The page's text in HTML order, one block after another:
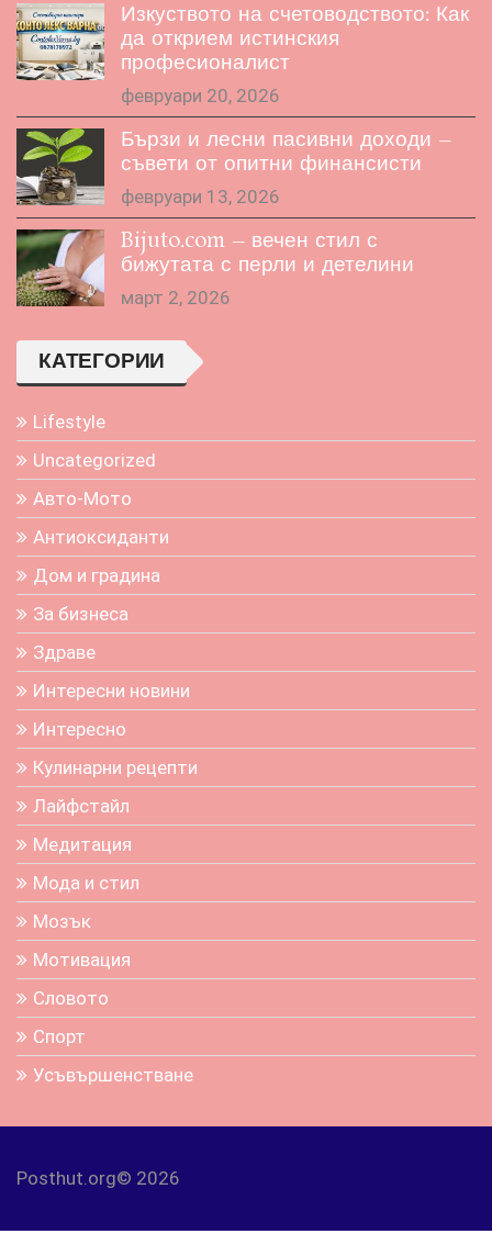
Изкуството на счетоводството: Как
да открием истинския
професионалист
февруари 20, 2026
Бързи и лесни пасивни доходи –
съвети от опитни финансисти
февруари 13, 2026
Bijuto.com – вечен стил с
бижутата с перли и детелини
март 2, 2026
КАТЕГОРИИ
Lifestyle
Uncategorized
Авто-Мото
Антиоксиданти
Дом и градина
За бизнеса
Здраве
Интересни новини
Интересно
Кулинарни рецепти
Лайфстайл
Медитация
Мода и стил
Мозък
Мотивация
Словото
Спорт
Усъвършенстване
Posthut.org© 2026